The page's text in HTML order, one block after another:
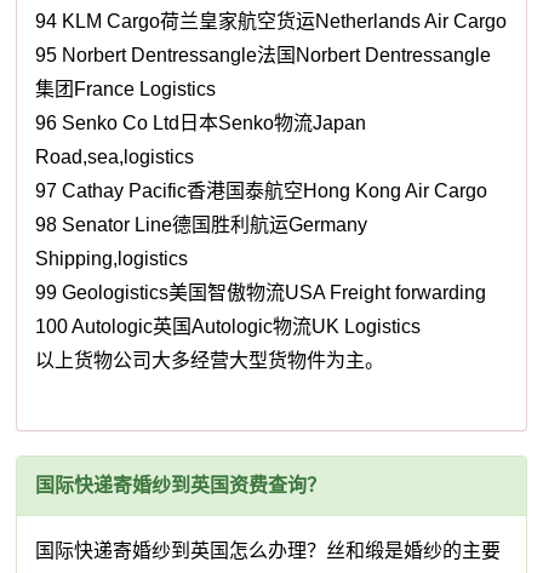
94 KLM Cargo荷兰皇家航空货运Netherlands Air Cargo
95 Norbert Dentressangle法国Norbert Dentressangle
集团France Logistics
96 Senko Co Ltd日本Senko物流Japan
Road,sea,logistics
97 Cathay Pacific香港国泰航空Hong Kong Air Cargo
98 Senator Line德国胜利航运Germany
Shipping,logistics
99 Geologistics美国智傲物流USA Freight forwarding
100 Autologic英国Autologic物流UK Logistics
以上货物公司大多经营大型货物件为主。
国际快递寄婚纱到英国资费查询？
国际快递寄婚纱到英国怎么办理？丝和缎是婚纱的主要